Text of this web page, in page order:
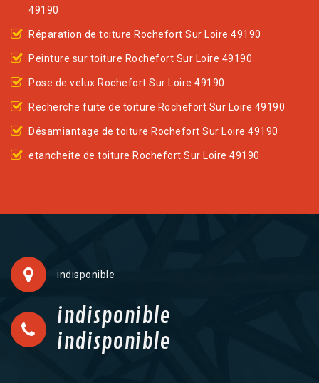
49190
Réparation de toiture Rochefort Sur Loire 49190
Peinture sur toiture Rochefort Sur Loire 49190
Pose de velux Rochefort Sur Loire 49190
Recherche fuite de toiture Rochefort Sur Loire 49190
Désamiantage de toiture Rochefort Sur Loire 49190
etancheite de toiture Rochefort Sur Loire 49190
indisponible
indisponible
indisponible